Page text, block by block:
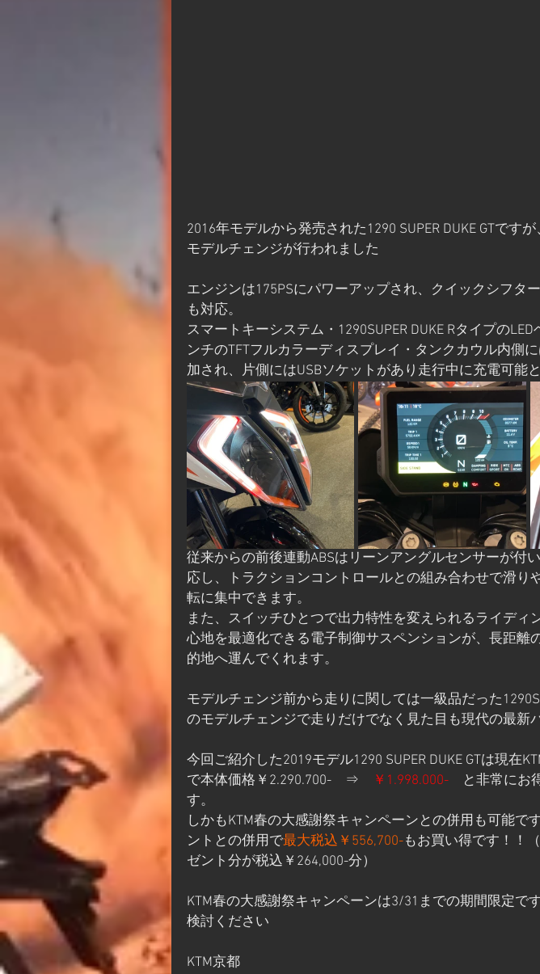
2016年モデルから発売された1290 SUPER DUKE GTです
モデルチェンジが行われました
エンジンは175PSにパワーアップされ、クイックシフタ
も対応。
スマートキーシステム・1290SUPER DUKE Rタイプの
ンチのTFTフルカラーディスプレイ・タンクカウル内側
加され、片側にはUSBソケットがあり走行中に充電可能
従来からの前後連動ABSはリーンアングルセンサーが付
応し、トラクションコントロールとの組み合わせで滑り
転に集中できます。
また、スイッチひとつで出力特性を変えられるライディ
心地を最適化できる電子制御サスペンションが、長距離
的地へ運んでくれます。
モデルチェンジ前から走りに関しては一級品だった
のモデルチェンジで走りだけでなく見た目も現代の最新
今回ご紹介した2019モデル1290 SUPER DUKE GTは現在
で本体価格￥2.290.700-　⇒
￥1.998.000-
と非常にお
す。
しかもKTM春の大感謝祭キャンペーンとの併用も可能で
ントとの併用で最大税込￥556,700-もお買い得です！！
ゼント分が税込￥264,000-分）
KTM春の大感謝祭キャンペーンは3/31までの期間限定で
検討ください
KTM京都